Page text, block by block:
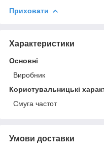
Приховати
Характеристики
Основні
Виробник
Користувальницькі
Смуга частот
Умови доставки